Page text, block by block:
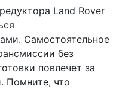
Land Rover
Самостоятельное
без
повлечет за
Помните, что